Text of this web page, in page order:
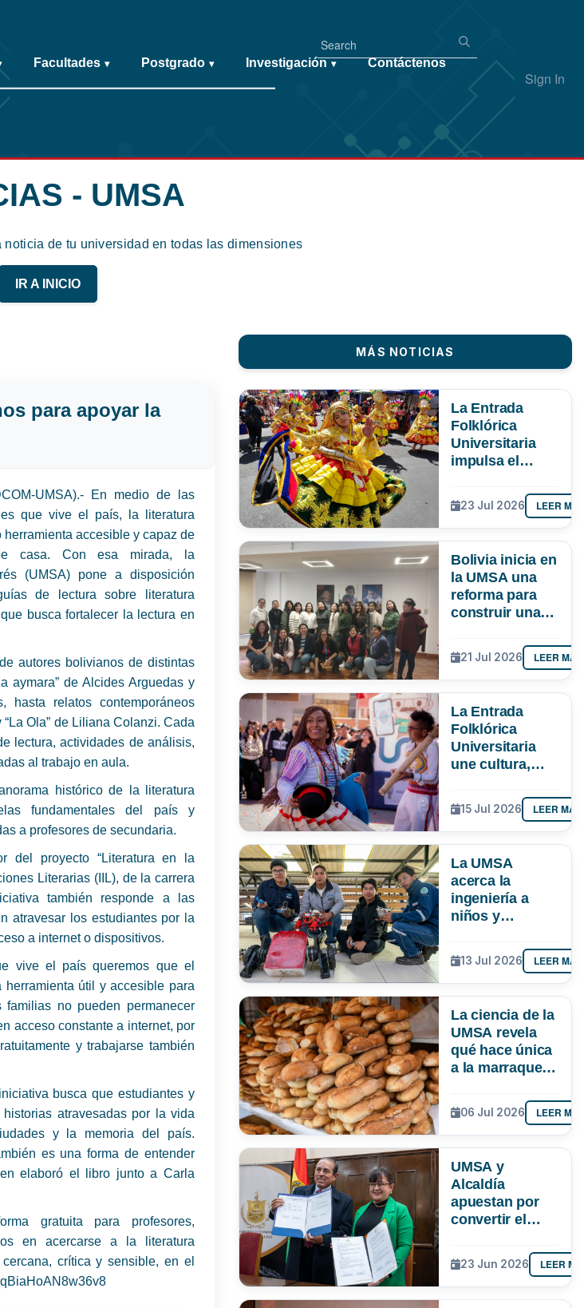
Sign In
Facultades ▾ Postgrado ▾ Investigación ▾ Contáctenos
- UMSA
de tu universidad en todas las dimensiones
IR A INICIO
para apoyar la
UMSA).- En medio de las
que vive el país, la literatura
accesible y capaz de
casa. Con esa mirada, la
(UMSA) pone a disposición
de lectura sobre literatura
busca fortalecer la lectura en
autores bolivianos de distintas
aymara” de Alcides Arguedas y
hasta relatos contemporáneos
Ola” de Liliana Colanzi. Cada
lectura, actividades de análisis,
al trabajo en aula.
histórico de la literatura
fundamentales del país y
a profesores de secundaria.
del proyecto “Literatura en la
Literarias (IIL), de la carrera
también responde a las
atravesar los estudiantes por la
a internet o dispositivos.
vive el país queremos que el
útil y accesible para
familias no pueden permanecer
acceso constante a internet, por
y trabajarse también
busca que estudiantes y
atravesadas por la vida
y la memoria del país.
es una forma de entender
elaboró el libro junto a Carla
gratuita para profesores,
en acercarse a la literatura
crítica y sensible, en el
MÁS NOTICIAS
La Entrada
Folklórica
Universitaria
impulsa el
mueve más de
Bs 19 MM en La
Paz
23 Jul 2026 LEER
Bolivia inicia en
la UMSA una
reforma para
construir una
21 Jul 2026 LEER MÁS
La Entrada
Folklórica
Universitaria
une cultura,
impulsa más de
Bs 19 MM para
la economía
15 Jul 2026 LEER MÁS
La UMSA
acerca la
ingeniería a
niños y
con un curso de
robótica
13 Jul 2026 LEER MÁS
La ciencia de la
UMSA revela
qué hace única
a la marraqueta
06 Jul 2026 LEER
UMSA y
Alcaldía
apuestan por
convertir el
en soluciones
para La Paz
23 Jun 2026 LEER